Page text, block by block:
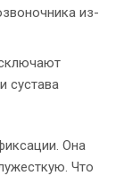
из-
сустава
Она
Что